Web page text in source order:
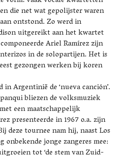
die net wat gepolijster waren
ontstond. Zo werd in
uitgereikt aan het kwartet
Ariel Ramírez zijn
in de solopartijen. Het is
gezongen werken bij koren
Argentinië de ‘nueva canción’.
bliezen de volksmuziek
een maatschappelijk
presenteerde in 1967 o.a. zijn
deze tournee nam hij, naast Los
jonge zangeres mee:
tot ‘de stem van Zuid-